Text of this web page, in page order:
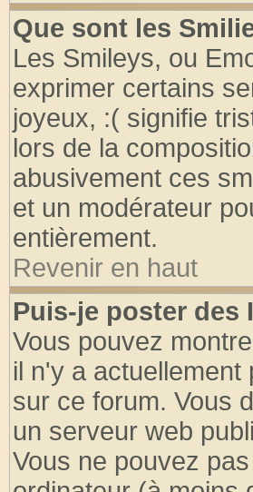
Que sont les
Les Smileys, ou
exprimer certains
joyeux, :( signifie
lors de la
abusivement ces
et un modérateur
entièrement.
Revenir en haut
Puis-je poster des
Vous pouvez
il n'y a
sur ce forum. Vous
un serveur web
Vous ne pouvez